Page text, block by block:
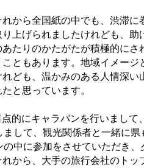
から全国紙の中でも、渋滞に
上げられましたけれども、助
たりのかたがたが積極的にさ
ともあります。地域イメージ
ども、温かみのある人情深い
と思っています。
的にキャラバンを行いまして、
して、観光関係者と一緒に県
中に参加をさせていただき、
から、大手の旅行会社のトッ